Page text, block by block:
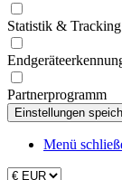
Statistik & Tracking
Partnerprogramm
Menü